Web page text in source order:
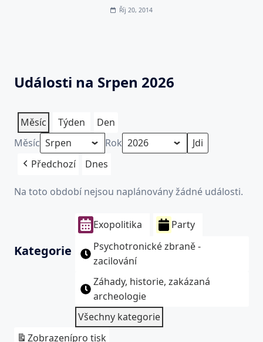
Říj 20, 2014
Události na Srpen 2026
Měsíc Týden
Den
Měsíc
Rok
Předchozí
Dnes
Na toto období nejsou naplánovány žádné události.
Kategorie
Exopolitika
Party
Psychotronické zbraně -
zacilování
Záhady, historie, zakázaná
archeologie
Všechny kategorie
Zobrazenípro tisk